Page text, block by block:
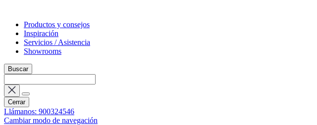
Productos y consejos
Inspiración
Servicios / Asistencia
Showrooms
Buscar
Cerrar
Llámanos: 900324546
Cambiar modo de navegación